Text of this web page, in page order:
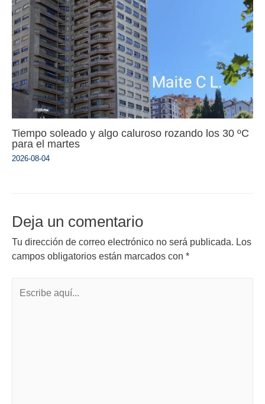
Tiempo soleado y algo caluroso rozando los 30 ºC
para el martes
2026-08-04
Deja un comentario
Tu dirección de correo electrónico no será publicada. Los
campos obligatorios están marcados con *